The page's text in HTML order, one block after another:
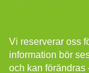
Vi reserverar oss
information bör
och kan förändras